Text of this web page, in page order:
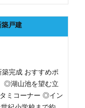
戸建
築完成 おすすめポ
◎湖山池を望む立
ミコーナー ◎イン